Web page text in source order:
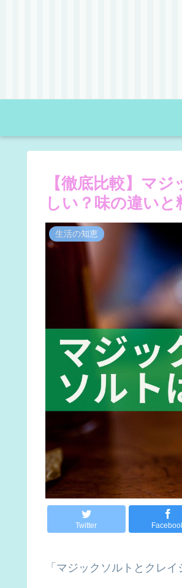
【徹底比較】マ
しい？味の違い
生活の知恵
Twitter
「マジックソルトとクレ